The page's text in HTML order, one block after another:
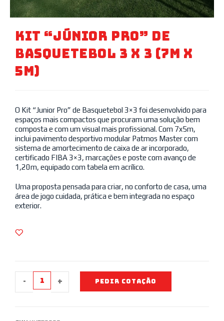
Kit “Júnior Pro” De
Basquetebol 3 X 3 (7m X
5m)
O Kit “Junior Pro” de Basquetebol 3×3 foi desenvolvido para
espaços mais compactos que procuram uma solução bem
composta e com um visual mais profissional. Com 7x5m,
inclui pavimento desportivo modular Patmos Master com
sistema de amortecimento de caixa de ar incorporado,
certificado FIBA 3×3, marcações e poste com avanço de
1,20m, equipado com tabela em acrílico.
Uma proposta pensada para criar, no conforto de casa, uma
área de jogo cuidada, prática e bem integrada no espaço
exterior.
- + PEDIR COTAÇÃO